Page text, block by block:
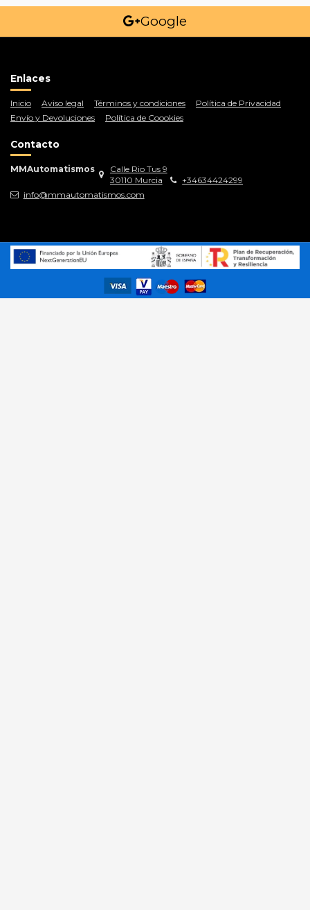
Google
Enlaces
Inicio Aviso legal Términos y condiciones
Política de Privacidad
Envío y Devoluciones
Política de Coookies
Contacto
MMAutomatismos
Calle Rio Tus 9
30110 Murcia
+34634424299
info@mmautomatismos.com